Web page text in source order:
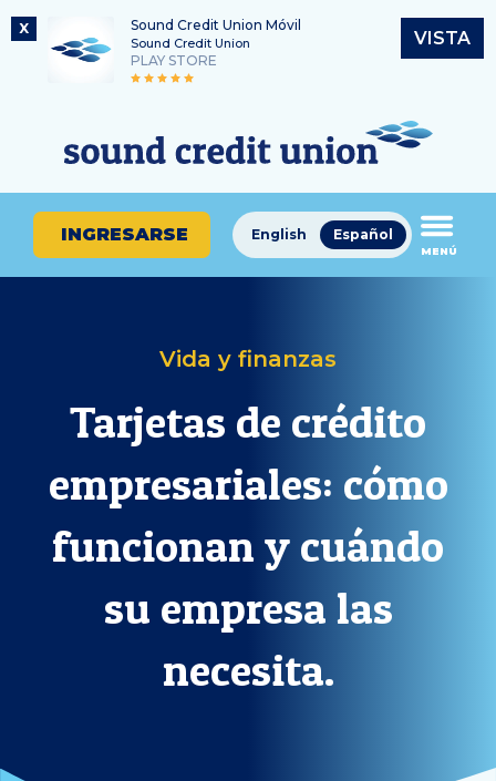
X Sound Credit Union Móvil
Sound Credit Union
PLAY STORE
VISTA
contenido
sesión
banca
en
Número de ruta
325183220
¿En
qué
podemos
ayudarle
a
encontrar?
Español
English
INGRESARSE
MENÚ
Tarjetas de crédito
empresariales: cómo
funcionan y cuándo
su empresa las
necesita.
Vida y finanzas